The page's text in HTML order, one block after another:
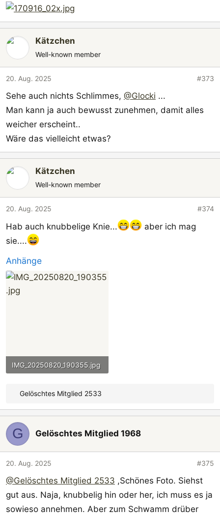
Kätzchen
Well-known member
20. Aug. 2025 #373
Sehe auch nichts Schlimmes, @Glocki ...
Man kann ja auch bewusst zunehmen, damit alles
weicher erscheint..
Wäre das vielleicht etwas?
Kätzchen
Well-known member
20. Aug. 2025 #374
Hab auch knubbelige Knie...
aber ich mag
sie....
Anhänge
IMG_20250820_190355.jpg
e
k
t
i
o
e
n
:
Gelöschtes Mitglied 2533
G Gelöschtes Mitglied 1968
20. Aug. 2025 #375
@Gelöschtes Mitglied 2533 ,Schönes Foto. Siehst
gut aus. Naja, knubbelig hin oder her, ich muss es ja
sowieso annehmen. Aber zum Schwamm drüber